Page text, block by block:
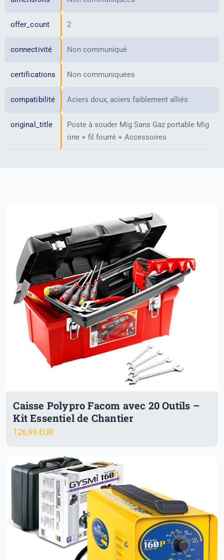
offer_count 2
connectivité Non communiqué
certifications Non communiquées
compatibilité Aciers doux, aciers faiblement alliés
original_title
Poste à souder Mig Sans Gaz portable Mig
one + fil fourré + Accessoires
Caisse Polypro Facom avec 20 Outils –
Kit Essentiel de Chantier
126,99 EUR